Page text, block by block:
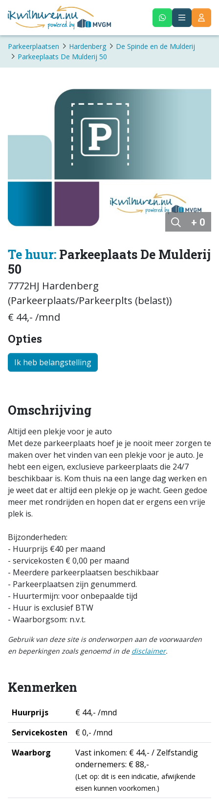
Parkeerplaatsen Hardenberg
De Spinde en de Mulderij
Parkeeplaats De Mulderij 50
+ 0
Te huur: Parkeeplaats De Mulderij
50
7772HJ Hardenberg
(Parkeerplaats/Parkeerplts (belast))
€ 44,- /mnd
Opties
Ik heb belangstelling
Omschrijving
Altijd een plekje voor je auto
Met deze parkeerplaats hoef je je nooit meer zorgen te
maken over het vinden van een plekje voor je auto. Je
hebt een eigen, exclusieve parkeerplaats die 24/7
beschikbaar is. Kom thuis na een lange dag werken en
je weet dat er altijd een plekje op je wacht. Geen gedoe
meer met rondrijden en hopen dat er ergens een vrije
plek is.
Bijzonderheden:
- Huurprijs €40 per maand
- servicekosten € 0,00 per maand
- Meerdere parkeerplaatsen beschikbaar
- Parkeerplaatsen zijn genummerd.
- Huurtermijn: voor onbepaalde tijd
- Huur is exclusief BTW
- Waarborgsom: n.v.t.
Gebruik van deze site is onderworpen aan de voorwaarden
en beperkingen zoals genoemd in de disclaimer.
Kenmerken
Huurprijs
€ 44,- /mnd
Servicekosten
€ 0,- /mnd
Waarborg
Vast inkomen: € 44,- / Zelfstandig
ondernemers: € 88,-
(Let op: dit is een indicatie, afwijkende
eisen kunnen voorkomen.)